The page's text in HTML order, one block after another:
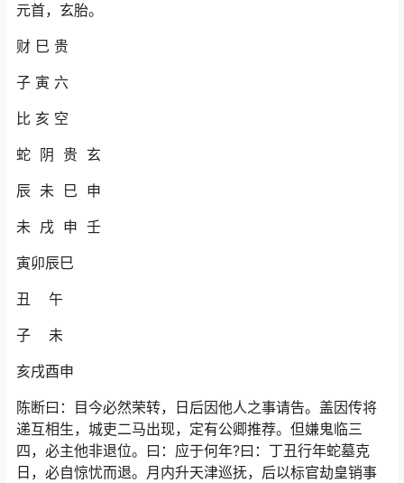
元首，玄胎。
财 巳 贵
子 寅 六
比 亥 空
蛇 阴 贵 玄
辰 未 巳 申
未 戌 申 壬
寅卯辰巳
丑 午
子 未
亥戌酉申
陈断曰：目今必然荣转，日后因他人之事请告。盖因传将
递互相生，城吏二马出现，定有公卿推荐。但嫌鬼临三
四，必主他非退位。曰：应于何年?曰：丁丑行年蛇墓克
日，必自惊忧而退。月内升天津巡抚，后以标官劫皇销事